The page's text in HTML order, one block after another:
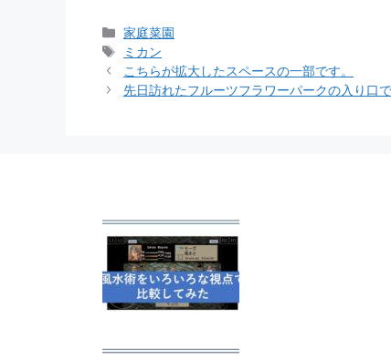
カ
テ
ゴ
リ
家庭菜園
タ
グ
ミカン
こちらが拡大したスペースの一部です。
先日訪れたフルーツフラワーパークの入り口